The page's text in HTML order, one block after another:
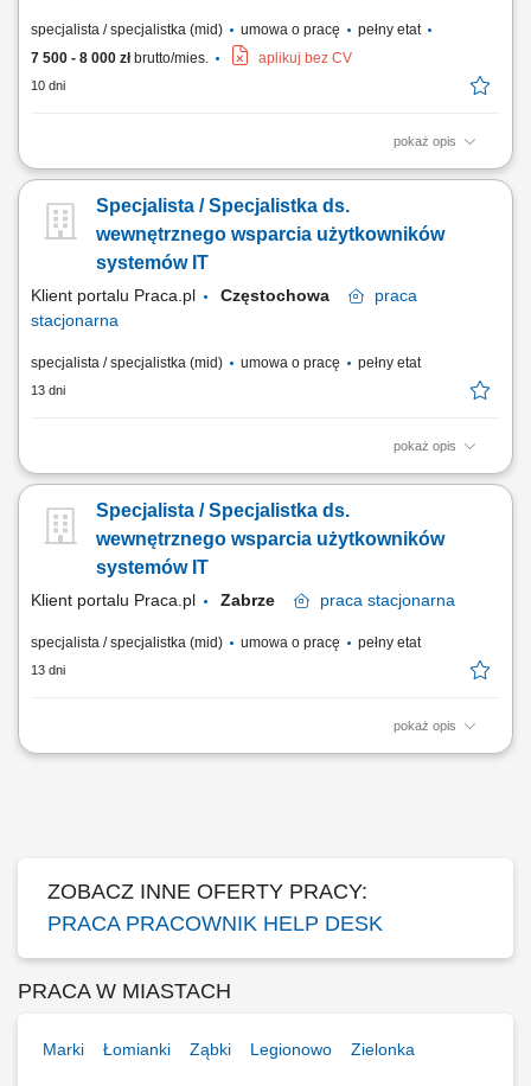
specjalista / specjalistka (mid) umowa o pracę
pełny etat
7 500 - 8 000 złbrutto/mies. aplikuj bez CV
10 dni
pokaż opis
Zapewnianie wsparcia technicznego użytkownikom stacjonarnie i
oraz dostępów użytkowników. Konfiguracja, przygotowywanie i
utrzymanie komputerów oraz urządzeń peryferyjnych. Wsparcie w
administracji i utrzymaniu systemów...
Specjalista / Specjalistka ds.
wewnętrznego wsparcia użytkowników
systemów IT
Klient portalu Praca.pl Częstochowa
praca
stacjonarna
specjalista / specjalistka (mid) umowa o pracę pełny etat
13 dni
pokaż opis
Wsparcie użytkowników w rozwiązywaniu problemów związanych ze
urządzeń IT. Instalacja i aktualizacja oprogramowania. Konfiguracja
oraz relokacja sprzętu komputerowego między lokalizacjami. Dbanie o
sprawne funkcjonowanie infrastruktury IT.
Specjalista / Specjalistka ds.
wewnętrznego wsparcia użytkowników
systemów IT
Klient portalu Praca.pl Zabrze praca stacjonarna
specjalista / specjalistka (mid) umowa o pracę pełny etat
13 dni
pokaż opis
Wsparcie użytkowników w rozwiązywaniu problemów związanych ze
ZOBACZ INNE OFERTY PRACY:
PRACA PRACOWNIK HELP DESK
PRACA W MIASTACH
Marki Łomianki Ząbki Legionowo Zielonka